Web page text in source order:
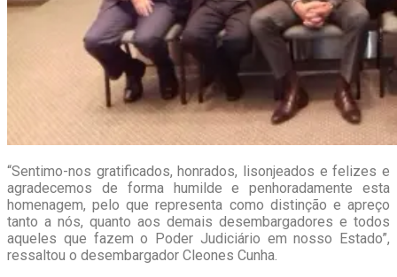
“Sentimo-nos gratificados, honrados, lisonjeados e felizes e
agradecemos de forma humilde e penhoradamente esta
homenagem, pelo que representa como distinção e apreço
tanto a nós, quanto aos demais desembargadores e todos
aqueles que fazem o Poder Judiciário em nosso Estado”,
ressaltou o desembargador Cleones Cunha.